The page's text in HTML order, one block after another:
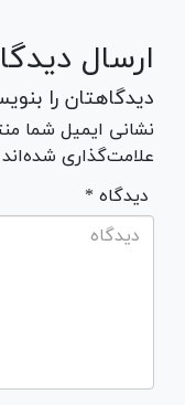
ارسال
دیدگاهتان را
نشانی ایمیل شما
علامت‌گذاری
* دیدگاه